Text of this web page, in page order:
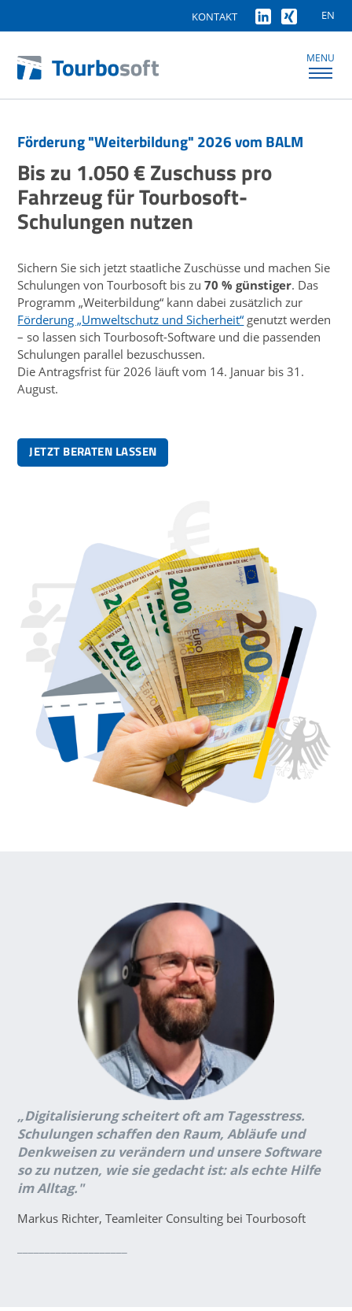
EN
KONTAKT
MENU
Förderung "Weiterbildung" 2026 vom BALM
Bis zu 1.050 € Zuschuss pro
Fahrzeug für Tourbosoft-
Schulungen nutzen
Sichern Sie sich jetzt staatliche Zuschüsse und machen Sie
Schulungen von Tourbosoft bis zu70 % günstiger. Das
Programm „Weiterbildung“ kann dabei zusätzlich zur
Förderung „Umweltschutz und Sicherheit“ genutzt werden
– so lassen sich Tourbosoft-Software und die passenden
Schulungen parallel bezuschussen.
Die Antragsfrist für 2026 läuft vom 14. Januar bis 31.
August.
JETZT BERATEN LASSEN
„Digitalisierung scheitert oft am Tagesstress.
Schulungen schaffen den Raum, Abläufe und
Denkweisen zu verändern und unsere Software
so zu nutzen, wie sie gedacht ist: als echte Hilfe
im Alltag."
Markus Richter, Teamleiter Consulting bei Tourbosoft